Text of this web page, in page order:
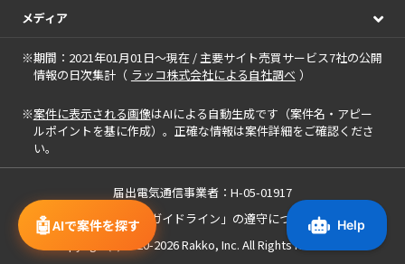
🤖AIで案件を探す
メディア
※期間：2021年01月01日～現在 / 主要サイト売買サービス7社の公開
情報の日次集計（ ラッコ株式会社による自社調べ ）
※案件に表示される画像はAIによる自動生成です（案件名・アピー
ルポイントを基に作成）。正確な情報は案件詳細をご確認くださ
い。
届出電気通信事業者：H-05-01917
「中小M&Aガイドライン」の遵守について
Copyright(c) 2020-2026Rakko, Inc. All Rights Reserved.